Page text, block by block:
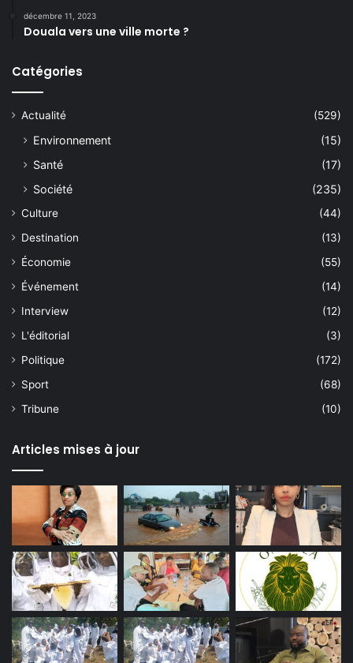
décembre 11, 2023
Douala vers une ville morte ?
Catégories
Actualité (529)
Environnement
(15)
Santé
(17)
Société
(235)
Culture
(44)
Destination
(13)
Économie
(55)
Événement
(14)
Interview
(12)
L'éditorial
(3)
Politique
(172)
Sport
(68)
Tribune
(10)
Articles mises à jour